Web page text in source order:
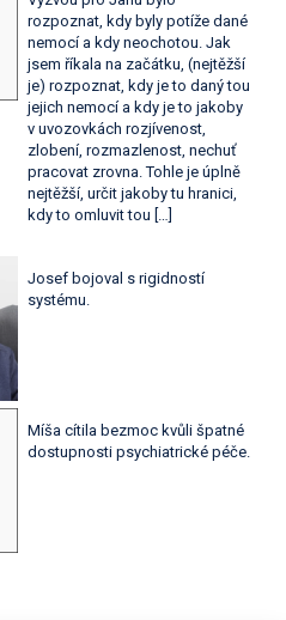
rozpoznat, kdy byly potíže dané
nemocí a kdy neochotou. Jak
jsem říkala na začátku, (nejtěžší
je) rozpoznat, kdy je to daný tou
jejich nemocí a kdy je to jakoby
v uvozovkách rozjívenost,
zlobení, rozmazlenost, nechuť
pracovat zrovna. Tohle je úplně
nejtěžší, určit jakoby tu hranici,
kdy to omluvit tou […]
Josef bojoval s rigidností
systému.
Míša cítila bezmoc kvůli špatné
dostupnosti psychiatrické péče.